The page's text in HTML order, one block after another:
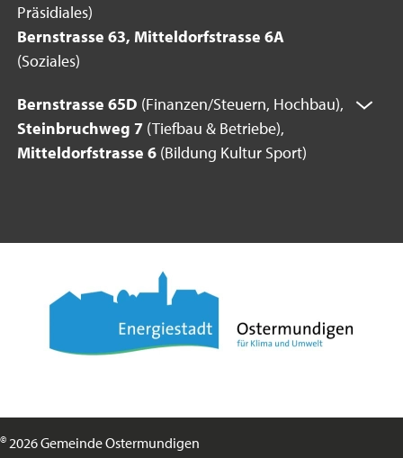
Präsidiales)
Bernstrasse 63, Mitteldorfstrasse 6A
(Soziales)
Bernstrasse 65D (Finanzen/Steuern, Hochbau),
Steinbruchweg 7 (Tiefbau & Betriebe),
Mitteldorfstrasse 6 (Bildung Kultur Sport)
© 2026 Gemeinde Ostermundigen